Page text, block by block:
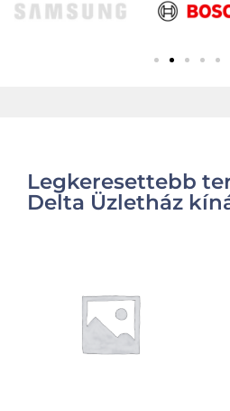
Legkeresettebb
Delta Üzletház